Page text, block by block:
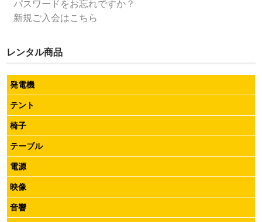
パスワードをお忘れですか？
新規ご入会はこちら
レンタル商品
発電機
テント
椅子
テーブル
電源
映像
音響